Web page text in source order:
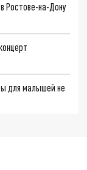
Ростове-на-Дону
для малышей не